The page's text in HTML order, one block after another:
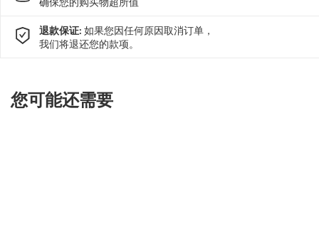
退款保证: 如果您因任何原因取消订单，
我们将退还您的款项。
您可能还需要